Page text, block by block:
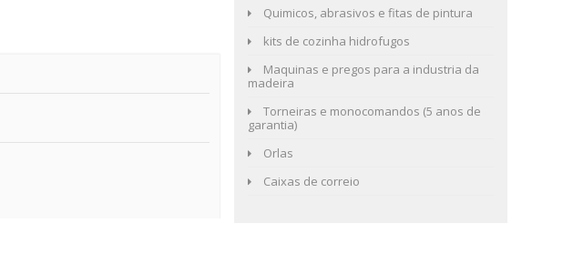
Quimicos, abrasivos e fitas de pintura
kits de cozinha hidrofugos
Maquinas e pregos para a industria da
madeira
Torneiras e monocomandos (5 anos de
garantia)
Orlas
Caixas de correio